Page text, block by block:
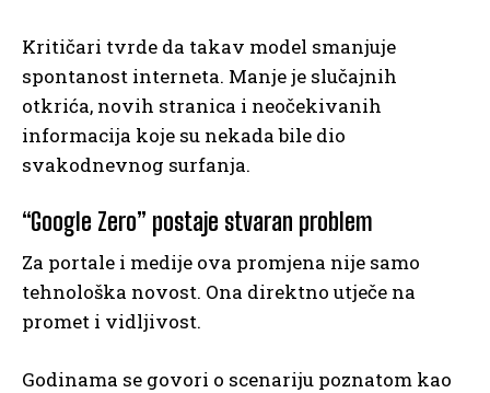
Kritičari tvrde da takav model smanjuje
spontanost interneta. Manje je slučajnih
otkrića, novih stranica i neočekivanih
informacija koje su nekada bile dio
svakodnevnog surfanja.
“Google Zero” postaje stvaran problem
Za portale i medije ova promjena nije samo
tehnološka novost. Ona direktno utječe na
promet i vidljivost.
Godinama se govori o scenariju poznatom kao